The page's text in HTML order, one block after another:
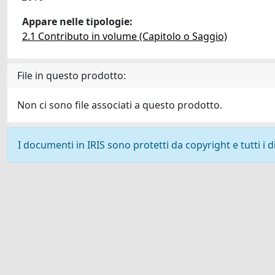
Appare nelle tipologie:
2.1 Contributo in volume (Capitolo o Saggio)
File in questo prodotto:
Non ci sono file associati a questo prodotto.
I documenti in IRIS sono protetti da copyright e tutti i